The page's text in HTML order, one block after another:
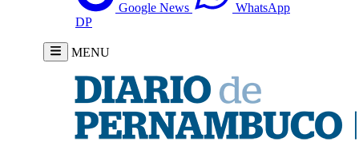
Google News
WhatsApp
DP
MENU